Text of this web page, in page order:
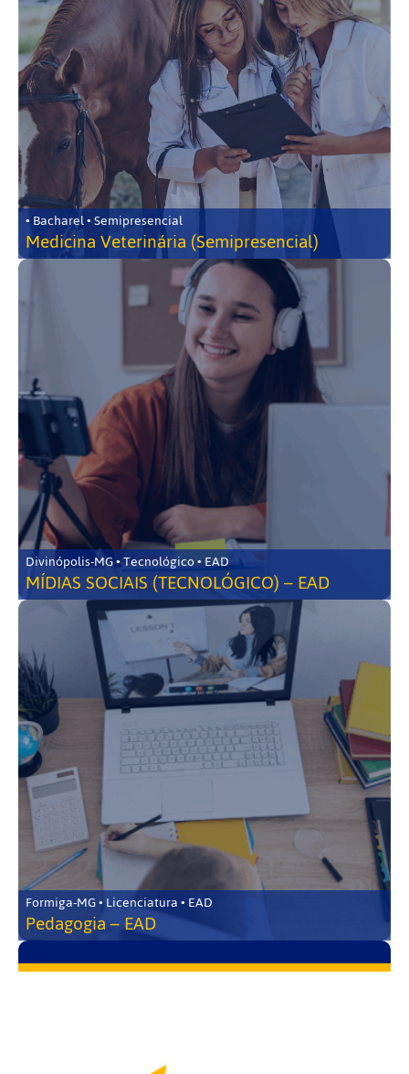
• Bacharel • Semipresencial
Medicina Veterinária (Semipresencial)
Divinópolis-MG • Tecnológico • EAD
MÍDIAS SOCIAIS (TECNOLÓGICO) – EAD
Formiga-MG • Licenciatura • EAD
Pedagogia – EAD